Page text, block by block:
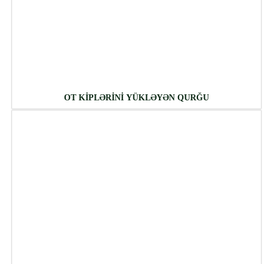
OT KİPLƏRİNİ YÜKLƏYƏN QURĞU